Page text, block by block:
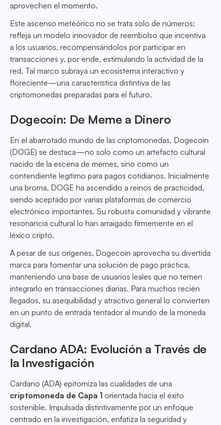
aprovechen el momento.
Este ascenso meteórico no se trata solo de números;
refleja un modelo innovador de reembolso que incentiva
a los usuarios, recompensándolos por participar en
transacciones y, por ende, estimulando la actividad de la
red. Tal marco subraya un ecosistema interactivo y
floreciente—una característica distintiva de las
criptomonedas preparadas para el futuro.
Dogecoin: De Meme a Dinero
En el abarrotado mundo de las criptomonedas, Dogecoin
(DOGE) se destaca—no solo como un artefacto cultural
nacido de la escena de memes, sino como un
contendiente legítimo para pagos cotidianos. Inicialmente
una broma, DOGE ha ascendido a reinos de practicidad,
siendo aceptado por varias plataformas de comercio
electrónico importantes. Su robusta comunidad y vibrante
resonancia cultural lo han arraigado firmemente en el
léxico cripto.
A pesar de sus orígenes, Dogecoin aprovecha su divertida
marca para fomentar una solución de pago práctica,
manteniendo una base de usuarios leales que no temen
integrarlo en transacciones diarias. Para muchos recién
llegados, su asequibilidad y atractivo general lo convierten
en un punto de entrada tentador al mundo de la moneda
digital.
Cardano ADA: Evolución a Través de
la Investigación
Cardano (ADA) epitomiza las cualidades de una
criptomoneda de Capa 1 orientada hacia el éxito
sostenible. Impulsada distintivamente por un enfoque
centrado en la investigación, enfatiza la seguridad y